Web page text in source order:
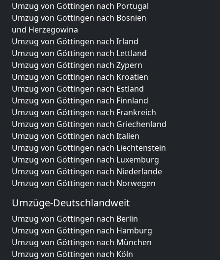
Umzug von Göttingen nach Portugal
Umzug von Göttingen nach Bosnien
und Herzegowina
Umzug von Göttingen nach Irland
Umzug von Göttingen nach Lettland
Umzug von Göttingen nach Zypern
Umzug von Göttingen nach Kroatien
Umzug von Göttingen nach Estland
Umzug von Göttingen nach Finnland
Umzug von Göttingen nach Frankreich
Umzug von Göttingen nach Griechenland
Umzug von Göttingen nach Italien
Umzug von Göttingen nach Liechtenstein
Umzug von Göttingen nach Luxemburg
Umzug von Göttingen nach Niederlande
Umzug von Göttingen nach Norwegen
Umzüge-Deutschlandweit
Umzug von Göttingen nach Berlin
Umzug von Göttingen nach Hamburg
Umzug von Göttingen nach München
Umzug von Göttingen nach Köln